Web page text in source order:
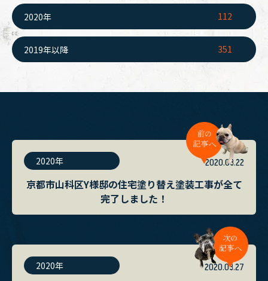
2020年 112
2019年以降 351
2020年 2020.03.22
京都市山科区Y様邸の住宅塗り替え塗装工事が全て
完了しました！
2020年 2020.03.27